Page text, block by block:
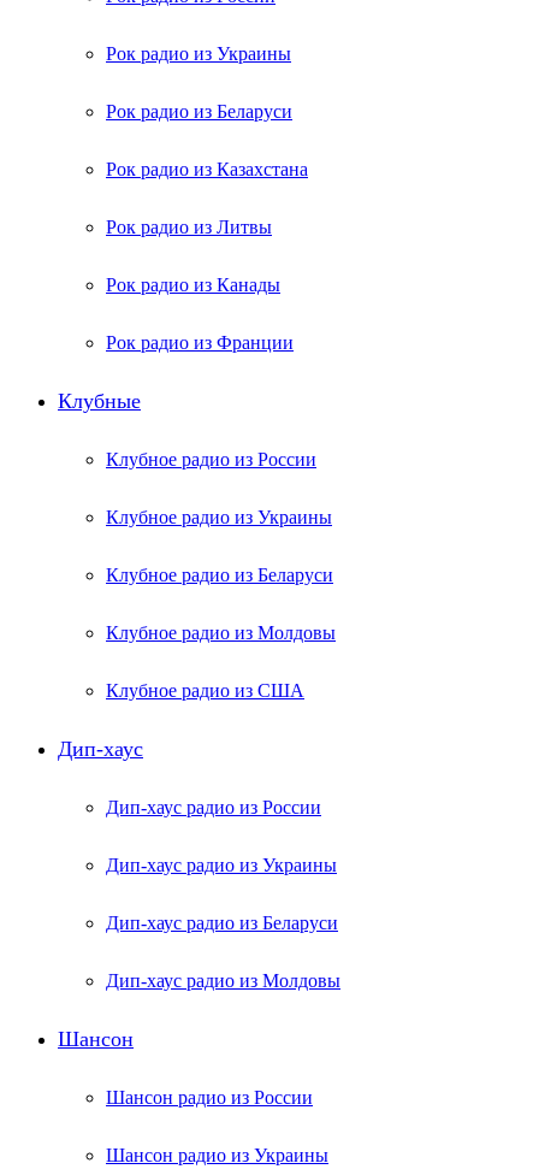
Рок радио из Украины
Рок радио из Беларуси
Рок радио из Казахстана
Рок радио из Литвы
Рок радио из Канады
Рок радио из Франции
Клубные
Клубное радио из России
Клубное радио из Украины
Клубное радио из Беларуси
Клубное радио из Молдовы
Клубное радио из США
Дип-хаус
Дип-хаус радио из России
Дип-хаус радио из Украины
Дип-хаус радио из Беларуси
Дип-хаус радио из Молдовы
Шансон
Шансон радио из России
Шансон радио из Украины